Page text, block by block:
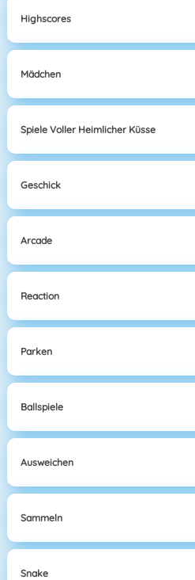
Highscores
Mädchen
Spiele Voller Heimlicher Küsse
Geschick
Arcade
Reaction
Parken
Ballspiele
Ausweichen
Sammeln
Snake